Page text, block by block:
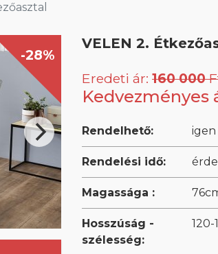
-28%
VELEN 2.
Eredeti ár: 160 000
Kedvezményes
Rendelhető: igen
Rendelési idő:
Magassága :
Hosszúság -
szélesség: